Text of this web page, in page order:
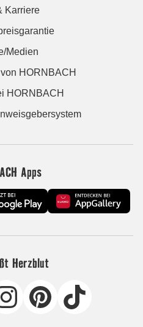
Karriere
Medien
HORNBACH
HORNBACH
Apps
Herzblut